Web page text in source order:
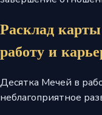
Расклад
работу и
Десятка Мечей в
неблагоприятное